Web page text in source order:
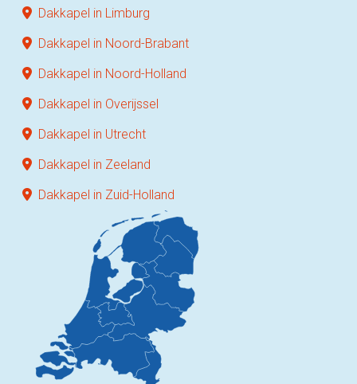
Dakkapel in Limburg
Dakkapel in Noord-Brabant
Dakkapel in Noord-Holland
Dakkapel in Overijssel
Dakkapel in Utrecht
Dakkapel in Zeeland
Dakkapel in Zuid-Holland